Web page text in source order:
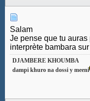
Salam
Je pense que tu
interprète bambara
DJAMBERE KHOUMBA
dampi khuro na dossi y meeni